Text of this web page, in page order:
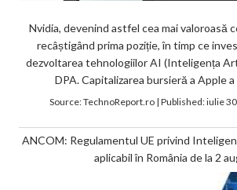
Nvidia, devenind astfel cea mai valoroasă
recâștigând prima poziție, în timp ce
dezvoltarea tehnologiilor AI (Inteligența
DPA. Capitalizarea bursieră a Apple a
Source:TechnoReport.ro| Published:iulie
ANCOM: Regulamentul UE privind
aplicabil în România de la 2